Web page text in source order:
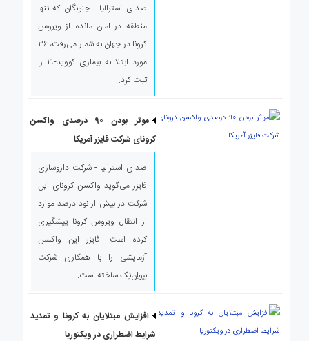
صدای استرالیا - جنوبگان که تنها
منطقه در امان مانده از ویروس
کرونا در جهان به شمار می‌رفت، ۳۶
مورد ابتلا به بیماری کووید-۱۹ را
ثبت کرد.
موثر بودن ۹۰ درصدی واکسن
کرونای شرکت فایزر آمریکا
صدای استرالیا - شرکت داروسازی
فایزر می‌گوید واکسن کرونای این
شرکت در بیش از نود درصد موارد
از انتقال ویروس کرونا پیشگیری
کرده است. فایزر این واکسن
آزمایشی را با همکاری شرکت
بیواِن‌تِک ساخته است.
افزایش مبتلایان به کرونا و تمدید
شرایط اضطراری در ویکتوریا